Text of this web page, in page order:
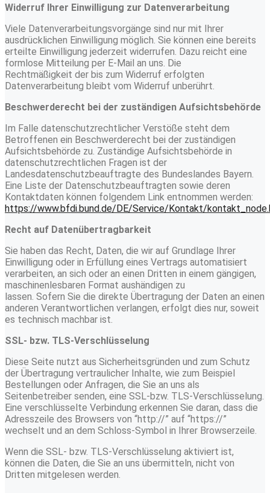
Widerruf Ihrer Einwilligung zur Datenverarbeitung
Viele Datenverarbeitungsvorgänge sind nur mit Ihrer
ausdrücklichen Einwilligung möglich. Sie können eine bereits
erteilte Einwilligung jederzeit widerrufen. Dazu reicht eine
formlose Mitteilung per E-Mail an uns. Die
Rechtmäßigkeit der bis zum Widerruf erfolgten
Datenverarbeitung bleibt vom Widerruf unberührt.
Beschwerderecht bei der zuständigen Aufsichtsbehörde
Im Falle datenschutzrechtlicher Verstöße steht dem
Betroffenen ein Beschwerderecht bei der zuständigen
Aufsichtsbehörde zu. Zuständige Aufsichtsbehörde in
datenschutzrechtlichen Fragen ist der
Landesdatenschutzbeauftragte des Bundeslandes Bayern.
Eine Liste der Datenschutzbeauftragten sowie deren
Kontaktdaten können folgendem Link entnommen werden:
https://www.bfdi.bund.de/DE/Service/Kontakt/
Recht auf Datenübertragbarkeit
Sie haben das Recht, Daten, die wir auf Grundlage Ihrer
Einwilligung oder in Erfüllung eines Vertrags automatisiert
verarbeiten, an sich oder an einen Dritten in einem gängigen,
maschinenlesbaren Format aushändigen zu
lassen. Sofern Sie die direkte Übertragung der Daten an einen
anderen Verantwortlichen verlangen, erfolgt dies nur, soweit
es technisch machbar ist.
SSL- bzw. TLS-Verschlüsselung
Diese Seite nutzt aus Sicherheitsgründen und zum Schutz
der Übertragung vertraulicher Inhalte, wie zum Beispiel
Bestellungen oder Anfragen, die Sie an uns als
Seitenbetreiber senden, eine SSL-bzw. TLS-Verschlüsselung.
Eine verschlüsselte Verbindung erkennen Sie daran, dass die
Adresszeile des Browsers von “http://” auf “https://”
wechselt und an dem Schloss-Symbol in Ihrer Browserzeile.
Wenn die SSL- bzw. TLS-Verschlüsselung aktiviert ist,
können die Daten, die Sie an uns übermitteln, nicht von
Dritten mitgelesen werden.